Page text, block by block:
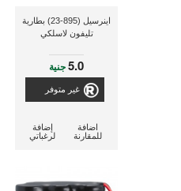
اينرسيل (895-23) بطارية
تليفون لاسلكي
5.0جنية
غير متوفر
إضافة
لرغباتي
اضافة
للمقارنة